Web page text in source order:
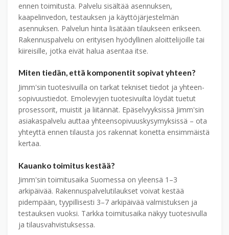
ennen toimitusta. Palvelu sisältää asennuksen,
kaapelinvedon, testauksen ja käyttö­järjestelmän
asennuksen. Palvelun hinta lisätään tilaukseen erikseen.
Rakennuspalvelu on erityisen hyödyllinen aloittelijoille tai
kiireisille, jotka eivät halua asentaa itse.
Miten tiedän, että komponentit sopivat yhteen?
Jimm'sin tuotesivuilla on tarkat tekniset tiedot ja yhteen­
sopivuus­tiedot. Emolevyjen tuotesivuilta löydät tuetut
prosessorit, muistit ja liitännät. Epäselvyyksissä Jimm'sin
asiakaspalvelu auttaa yhteen­sopivuus­kysymyksissä – ota
yhteyttä ennen tilausta jos rakennat konetta ensimmäistä
kertaa.
Kauanko toimitus kestää?
Jimm'sin toimitusaika Suomessa on yleensä 1–3
arkipäivää. Rakennuspalvelu­tilaukset voivat kestää
pidempään, tyypillisesti 3–7 arkipäivää valmistuksen ja
testauksen vuoksi. Tarkka toimitusaika näkyy tuotesivulla
ja tilaus­vahvistuksessa.